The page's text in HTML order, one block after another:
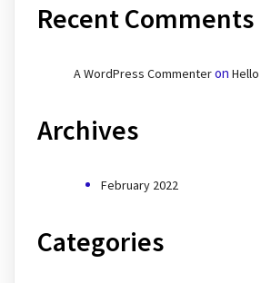
Recent Comments
A WordPress Commenteron
Archives
February 2022
Categories